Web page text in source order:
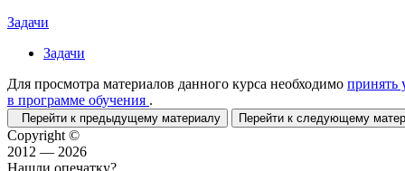
Задачи
Задачи
Для просмотра материалов данного курса необходимо принять
в программе обучения .
Перейти к предыдущему материалу Перейти к следующему
Copyright ©
2012 — 2026
Нашли опечатку?